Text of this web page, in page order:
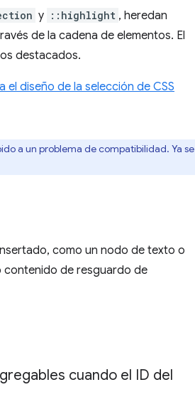
y ::highlight , heredan
de la cadena de elementos. El
destacados.
el diseño de la selección de CSS
a un problema de compatibilidad. Ya se
como un nodo de texto o
contenido de resguardo de
cuando el ID del